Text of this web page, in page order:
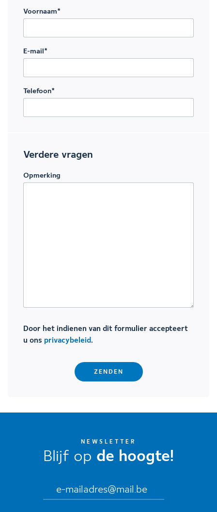
Voornaam*
E-mail *
Telefoon*
Verdere vragen
Opmerking
Door het indienen van dit formulier accepteert
u ons privacybeleid.
NEWSLETTER
Blijf op de hoogte!